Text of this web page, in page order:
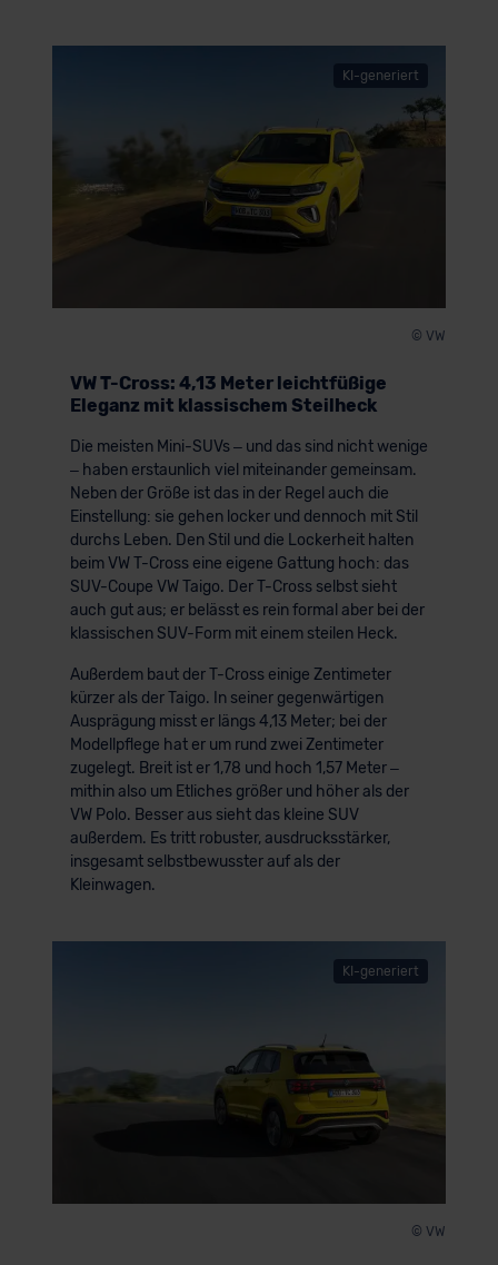
KI-generiert
© VW
VW T-Cross: 4,13 Meter leichtfüßige
Eleganz mit klassischem Steilheck
Die meisten Mini-SUVs – und das sind nicht wenige
– haben erstaunlich viel miteinander gemeinsam.
Neben der Größe ist das in der Regel auch die
Einstellung: sie gehen locker und dennoch mit Stil
durchs Leben. Den Stil und die Lockerheit halten
beim VW T-Cross eine eigene Gattung hoch: das
SUV-Coupe VW Taigo. Der T-Cross selbst sieht
auch gut aus; er belässt es rein formal aber bei der
klassischen SUV-Form mit einem steilen Heck.
Außerdem baut der T-Cross einige Zentimeter
kürzer als der Taigo. In seiner gegenwärtigen
Ausprägung misst er längs 4,13 Meter; bei der
Modellpflege hat er um rund zwei Zentimeter
zugelegt. Breit ist er 1,78 und hoch 1,57 Meter –
mithin also um Etliches größer und höher als der
VW Polo. Besser aus sieht das kleine SUV
außerdem. Es tritt robuster, ausdrucksstärker,
insgesamt selbstbewusster auf als der
Kleinwagen.
KI-generiert
© VW